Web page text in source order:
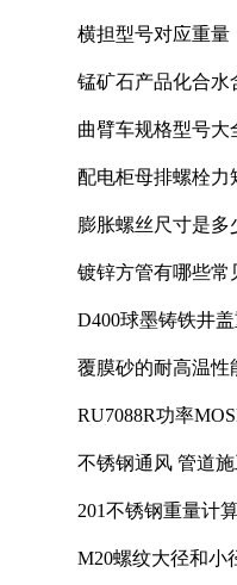
横担型号对应重量
锰矿石产品化合水
曲臂车规格型号大
配电柜母排螺栓力
膨胀螺丝尺寸是多
镀锌方管有哪些常
D400球墨铸铁井
覆膜砂的耐高温性
RU7088R功率
不锈钢通风 管道施
201不锈钢重量计
M20螺纹大径和小